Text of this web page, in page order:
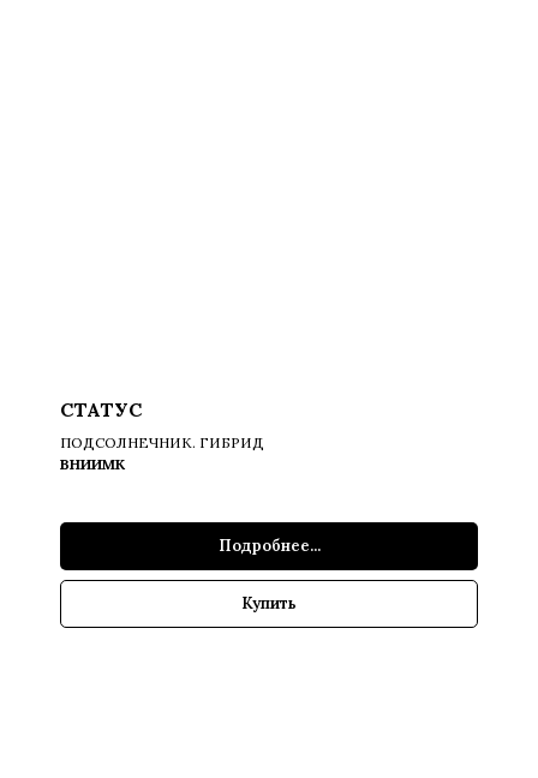
СТАТУС
ПОДСОЛНЕЧНИК. ГИБРИД
ВНИИМК
Подробнее...
Купить